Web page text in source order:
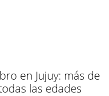
en Jujuy: más de
las edades